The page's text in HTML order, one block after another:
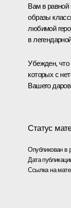
Вам в равной
образы
любимой
в
Убежден, что
которых с
Вашего
Статус
Опубликован в
Дата
Ссылка на